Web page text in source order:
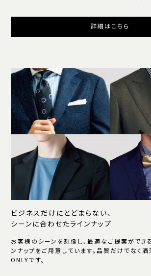
詳細はこちら
ビジネスだけにとどまらない、
シーンに合わせたラインナップ
お客様のシーンを想像し、最適なご提案ができ
ンナップをご用意しています。品質だけでなく
ONLYです。